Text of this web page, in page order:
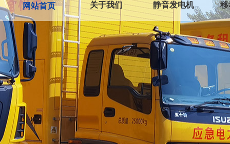
网站首页 关于我们 静音发电机 移